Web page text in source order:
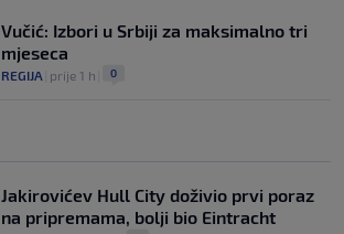
Vučić: Izbori u Srbiji za maksimalno tri
mjeseca
REGIJA prije 1 h 0
Jakirovićev Hull City doživio prvi poraz
na pripremama, bolji bio Eintracht